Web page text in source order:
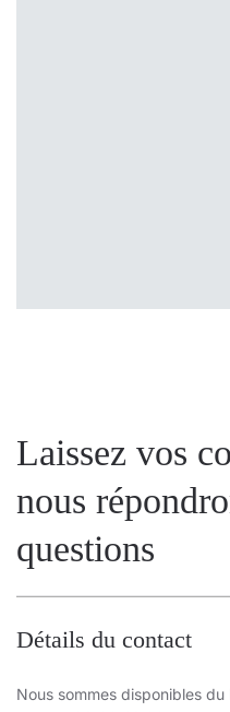
Laissez vos
nous
questions
Détails du contact
Nous sommes disponibles du